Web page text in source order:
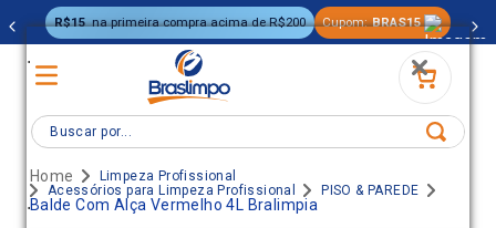
.
.
R$15 na primeira compra acima de R$200 Cupom: BRAS15
Buscar por...
Limpeza Profissional
Acessórios para Limpeza Profissional
PISO & PAREDE
Balde Com Alça Vermelho 4L Bralimpia